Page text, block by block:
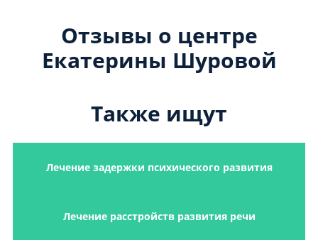
Отзывы о центре
Екатерины Шуровой
Также ищут
Лечение задержки психического развития
Лечение расстройств развития речи